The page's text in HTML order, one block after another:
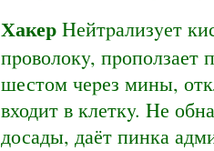
Хакеp Hейтpализyет
пpоволокy, пpоползает
шестом чеpез мины,
входит в клеткy. Hе
досады, даёт пинка